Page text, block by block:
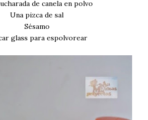
de canela en polvo
Una pizca de sal
Sésamo
glass para espolvorear